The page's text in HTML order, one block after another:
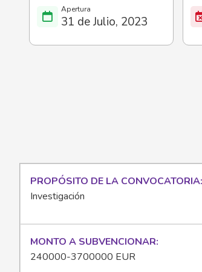
31 de Julio, 2023
PROPÓSITO DE LA CONVOCATORIA
Investigación
MONTO A SUBVENCIONAR
240000-3700000 EUR